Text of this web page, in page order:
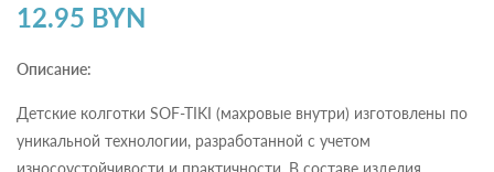
12.95 BYN
Описание:
Детские колготки SOF-TIKI (махровые внутри) изготовлены по
уникальной технологии, разработанной с учетом